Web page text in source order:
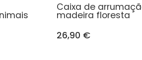
Caixa de
madeira floresta
26,90 €